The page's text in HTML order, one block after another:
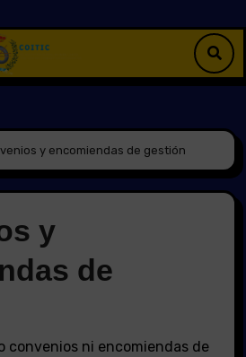
y encomiendas de gestión
y
de
convenios ni encomiendas de